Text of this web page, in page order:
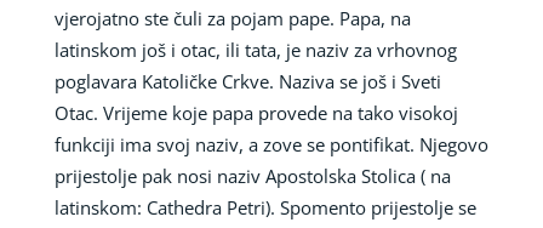
vjerojatno ste čuli za pojam pape. Papa, na
latinskom još i otac, ili tata, je naziv za vrhovnog
poglavara Katoličke Crkve. Naziva se još i Sveti
Otac. Vrijeme koje papa provede na tako visokoj
funkciji ima svoj naziv, a zove se pontifikat. Njegovo
prijestolje pak nosi naziv Apostolska Stolica ( na
latinskom: Cathedra Petri). Spomento prijestolje se